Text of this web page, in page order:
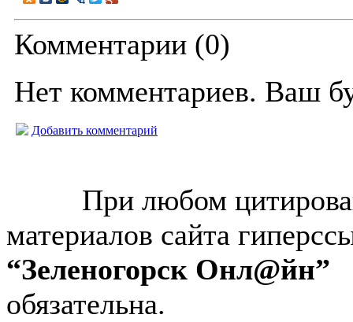
Комментарии (0)
Нет комментариев. Ваш
Добавить комментарий
При любом
материалов сайта
“Зеленогорск Онл@йн”
обязательна.